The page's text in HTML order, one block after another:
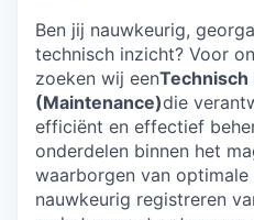
Ben jij nauwkeurig,
technisch inzicht? Voor
zoeken wij een
(Maintenance)die
efficiënt en effectief
onderdelen binnen het
waarborgen van
nauwkeurig registreren